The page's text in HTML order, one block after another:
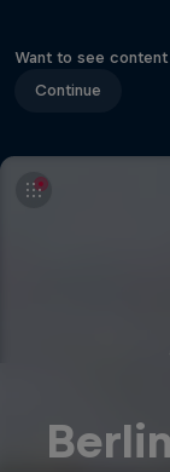
Want to see
Continue